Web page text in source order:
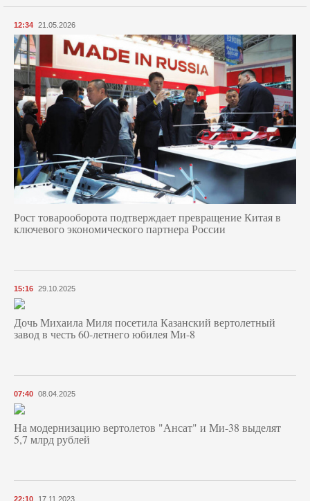
12:34 21.05.2026
Рост товарооборота подтверждает превращение Китая в
ключевого экономического партнера России
15:16 29.10.2025
Дочь Михаила Миля посетила Казанский вертолетный
завод в честь 60-летнего юбилея Ми-8
07:40 08.04.2025
На модернизацию вертолетов "Ансат" и Ми-38 выделят
5,7 млрд рублей
22:10 17.11.2023